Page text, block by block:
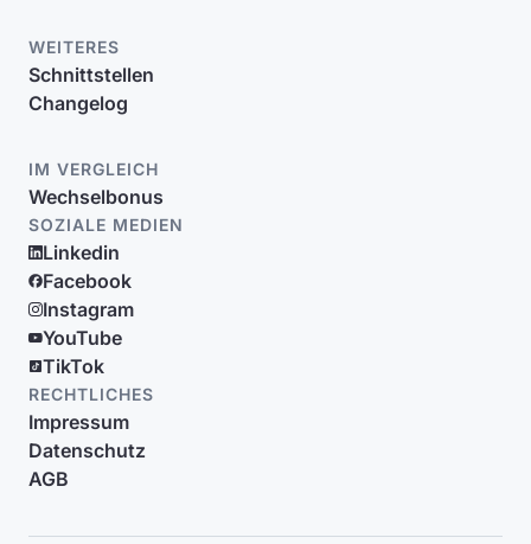
WEITERES
Schnittstellen
Changelog
IM VERGLEICH
Wechselbonus
SOZIALE MEDIEN
Linkedin
Facebook
Instagram
YouTube
TikTok
RECHTLICHES
Impressum
Datenschutz
AGB